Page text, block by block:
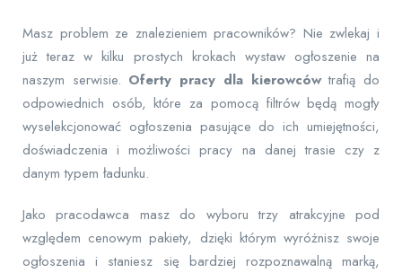
Masz problem ze znalezieniem pracowników? Nie zwlekaj i
już teraz w kilku prostych krokach wystaw ogłoszenie na
naszym serwisie. Oferty pracy dla kierowcówtrafią do
odpowiednich osób, które za pomocą filtrów będą mogły
wyselekcjonować ogłoszenia pasujące do ich umiejętności,
doświadczenia i możliwości pracy na danej trasie czy z
danym typem ładunku.
Jako pracodawca masz do wyboru trzy atrakcyjne pod
względem cenowym pakiety, dzięki którym wyróżnisz swoje
ogłoszenia i staniesz się bardziej rozpoznawalną marką,